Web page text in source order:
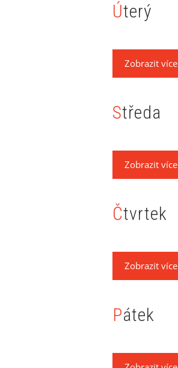
Úterý
Zobrazit více
Středa
Zobrazit více
Čtvrtek
Zobrazit více
Pátek